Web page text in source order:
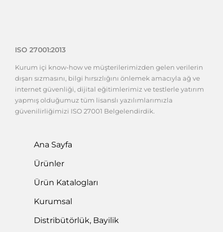
ISO 27001:2013
Kurum içi know-how ve müşterilerimizden gelen verilerin
dışarı sızmasını, bilgi hırsızlığını önlemek amacıyla ağ ve
internet güvenliği, dijital eğitimlerimiz ve testlerle yatırım
yapmış olduğumuz tüm lisanslı yazılımlarımızla
güvenilirliğimizi ISO 27001 Belgelendirdik.
Ana Sayfa
Ürünler
Ürün Katalogları
Kurumsal
Distribütörlük, Bayilik